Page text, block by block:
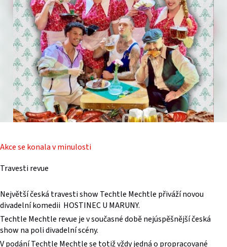
Akce se konala v minulosti
Travesti revue
Největší česká travesti show Techtle Mechtle přiváží novou
divadelní komedii HOSTINEC U MARUNY.
Techtle Mechtle revue je v současné době nejúspěšnější česká
show na poli divadelní scény.
V podání Techtle Mechtle se totiž vždy jedná o propracované